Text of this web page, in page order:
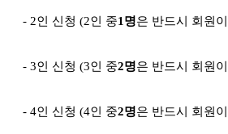
- 2인 신청 (2인 중1명은 반드시 회원
- 3인 신청 (3인 중2명은 반드시 회원
- 4인 신청 (4인 중2명은 반드시 회원